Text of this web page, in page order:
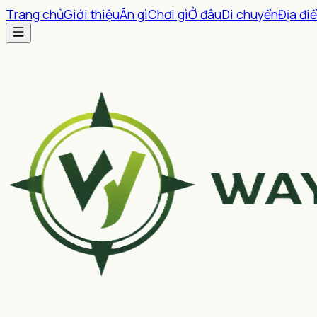
Trang chủGiới thiệuĂn gìChơi gìỞ đâuDi chuyểnĐịa